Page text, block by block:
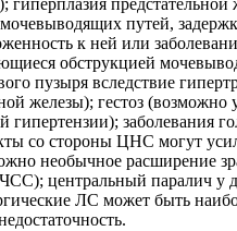
гиперплазия предстательной
путей,
к ней или
обструкцией
пузыря вследствие
железы); гестоз (возможно
гипертензии); заболевания
со стороны ЦНС могут
необычное расширение
центральный паралич у
ЛС может быть